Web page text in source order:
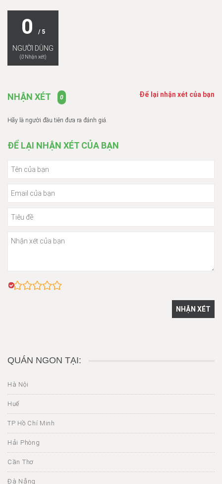
0 / 5
NGƯỜI DÙNG
(0Nhận xét)
NHẬN XÉT 0 Để lại nhận xét của bạn
Hãy là người đầu tiên đưa ra đánh giá.
ĐỂ LẠI NHẬN XÉT CỦA BẠN
QUÁN NGON TẠI:
Hà Nội
Huế
TP Hồ Chí Minh
Hải Phòng
Cần Thơ
Đà Nẵng